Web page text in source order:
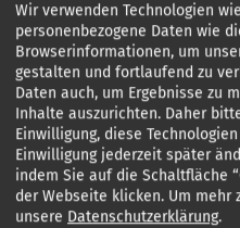
Folge 2 - Der Krieg beginnt
Wir verwenden Technologien
personenbezogene Daten wie
Browserinformationen, um
gestalten und fortlaufend zu
Daten auch, um Ergebnisse zu
Inhalte auszurichten. Daher
Einwilligung, diese
Einwilligung jederzeit später
indem Sie auf die Schaltfläche
der Webseite klicken. Um mehr
unsere Datenschutzerklärung.